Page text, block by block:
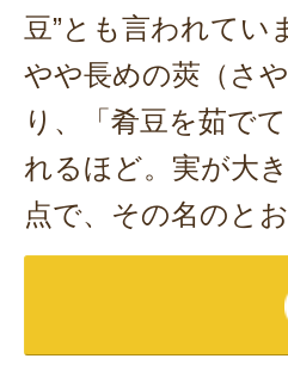
豆”とも言われてい
やや長めの莢（さ
り、「肴豆を茹で
れるほど。実が大
点で、その名のと